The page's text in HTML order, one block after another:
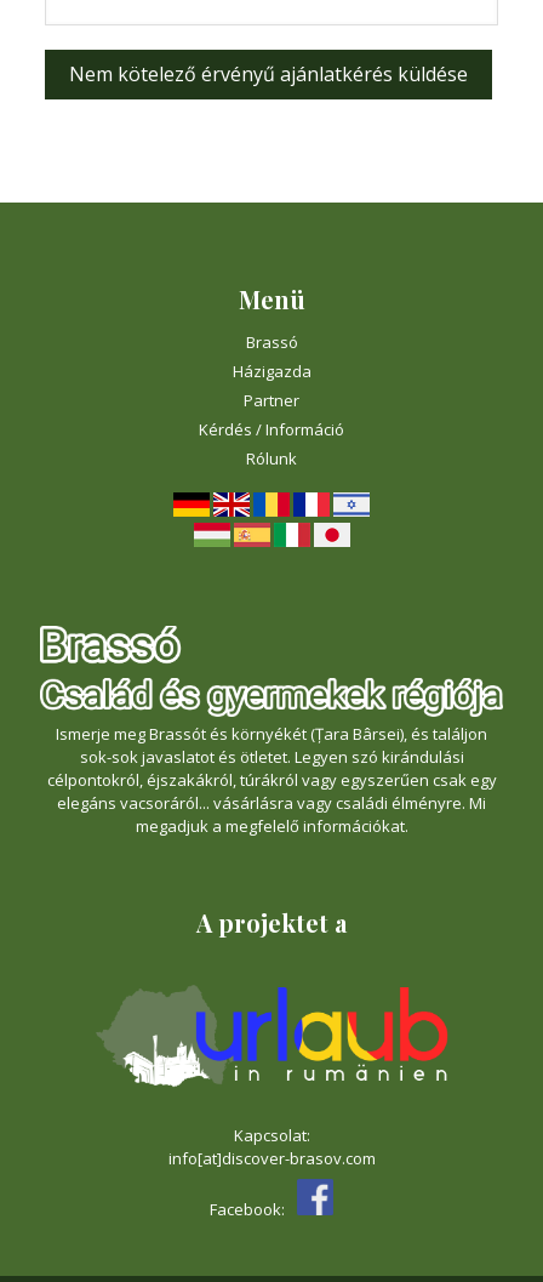
Menü
Brassó
Házigazda
Partner
Kérdés / Információ
Rólunk
Ismerje meg Brassót és környékét (Țara Bârsei), és találjon
sok-sok javaslatot és ötletet. Legyen szó kirándulási
célpontokról, éjszakákról, túrákról vagy egyszerűen csak egy
elegáns vacsoráról... vásárlásra vagy családi élményre. Mi
megadjuk a megfelelő információkat.
A projektet a
Kapcsolat:
info[at]discover-brasov.com
Facebook: